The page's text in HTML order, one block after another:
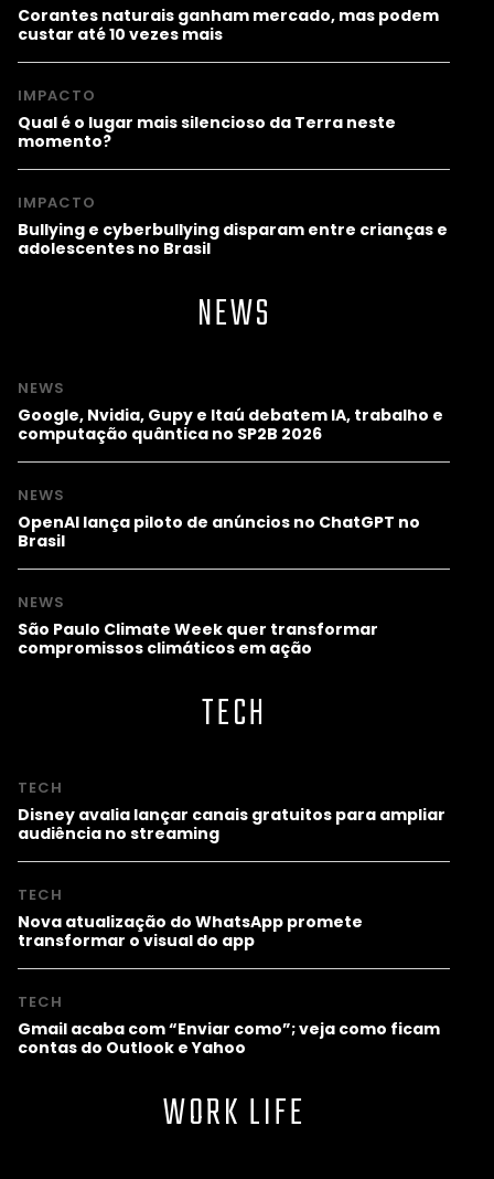
Corantes naturais ganham mercado, mas podem
custar até 10 vezes mais
IMPACTO
Qual é o lugar mais silencioso da Terra neste
momento?
IMPACTO
Bullying e cyberbullying disparam entre crianças e
adolescentes no Brasil
NEWS
NEWS
Google, Nvidia, Gupy e Itaú debatem IA, trabalho e
computação quântica no SP2B 2026
NEWS
OpenAI lança piloto de anúncios no ChatGPT no
Brasil
NEWS
São Paulo Climate Week quer transformar
compromissos climáticos em ação
TECH
TECH
Disney avalia lançar canais gratuitos para ampliar
audiência no streaming
TECH
Nova atualização do WhatsApp promete
transformar o visual do app
TECH
Gmail acaba com “Enviar como”; veja como ficam
contas do Outlook e Yahoo
WORK LIFE